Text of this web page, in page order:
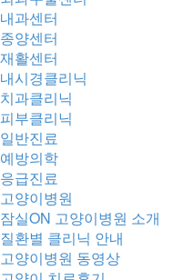
내과센터
종양센터
재활센터
내시경클리닉
치과클리닉
피부클리닉
일반진료
예방의학
응급진료
고양이병원
잠실ON 고양이병원 소개
질환별 클리닉 안내
고양이병원 동영상